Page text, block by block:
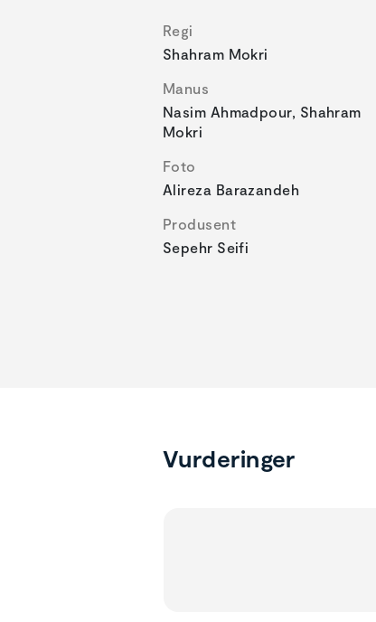
Regi
Shahram Mokri
Manus
Nasim Ahmadpour, Shahram
Mokri
Foto
Alireza Barazandeh
Produsent
Sepehr Seifi
Vurderinger